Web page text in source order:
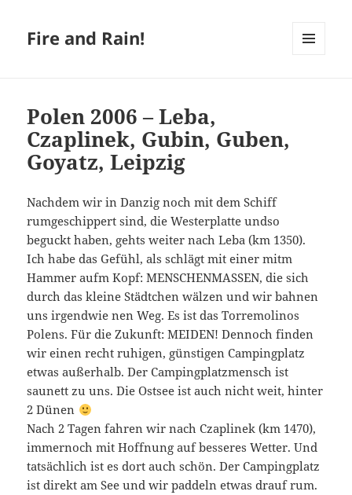
Fire and Rain!
Polen 2006 – Leba,
Czaplinek, Gubin, Guben,
Goyatz, Leipzig
Nachdem wir in Danzig noch mit dem Schiff
rumgeschippert sind, die Westerplatte undso
beguckt haben, gehts weiter nach Leba (km 1350).
Ich habe das Gefühl, als schlägt mit einer mitm
Hammer aufm Kopf: MENSCHENMASSEN, die sich
durch das kleine Städtchen wälzen und wir bahnen
uns irgendwie nen Weg. Es ist das Torremolinos
Polens. Für die Zukunft: MEIDEN! Dennoch finden
wir einen recht ruhigen, günstigen Campingplatz
etwas außerhalb. Der Campingplatzmensch ist
saunett zu uns. Die Ostsee ist auch nicht weit, hinter
2 Dünen
Nach 2 Tagen fahren wir nach Czaplinek (km 1470),
immernoch mit Hoffnung auf besseres Wetter. Und
tatsächlich ist es dort auch schön. Der Campingplatz
ist direkt am See und wir paddeln etwas drauf rum.